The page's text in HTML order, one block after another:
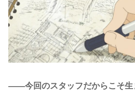
――今回のスタッフだからこそ生